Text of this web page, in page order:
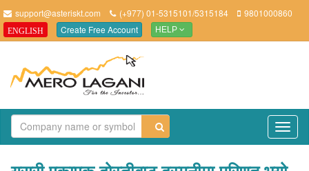
support@asteriskt.com (+977) 01-5315101/5315184 9801000860
ENGLISH Create Free Account HELP